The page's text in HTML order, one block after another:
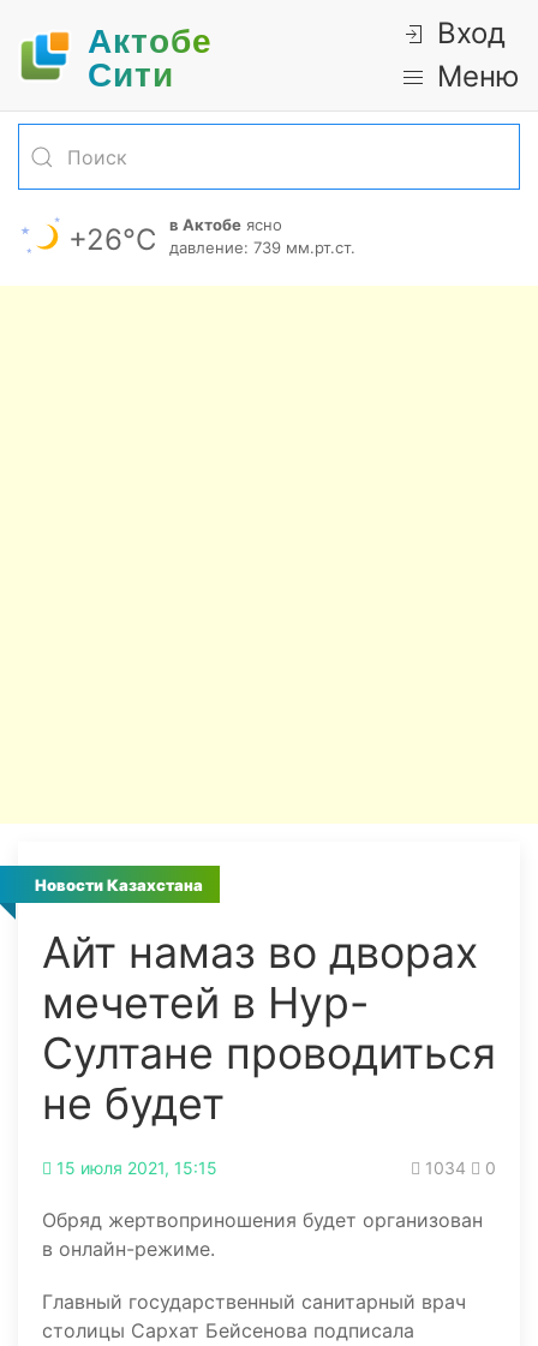
Актобе
Cити
Вход
Меню
+26°С в Актобе ясно
давление: 739 мм.рт.ст.
Новости Казахстана
Айт намаз во дворах
мечетей в Нур-
Султане проводиться
не будет
15 июля 2021, 15:15 1034 0
Обряд жертвоприношения будет организован
в онлайн-режиме.
Главный государственный санитарный врач
столицы Сархат Бейсенова подписала